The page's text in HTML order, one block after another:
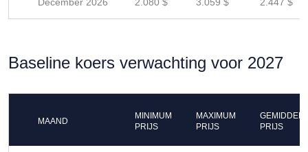
Baseline koers verwachting voor 2027
MAAND
MINIMUM
PRIJS
MAXIMUM
PRIJS
PRIJS